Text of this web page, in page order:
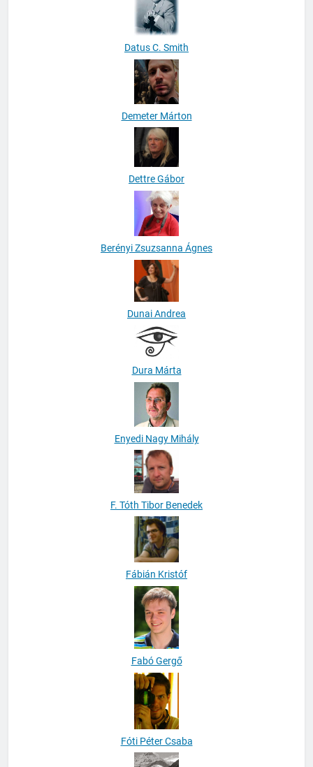
Datus C. Smith
Demeter Márton
Dettre Gábor
Berényi Zsuzsanna Ágnes
Dunai Andrea
Dura Márta
Enyedi Nagy Mihály
F. Tóth Tibor Benedek
Fábián Kristóf
Fabó Gergő
Fóti Péter Csaba